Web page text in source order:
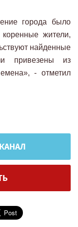
города было
жители,
найденные
привезены из
- отметил